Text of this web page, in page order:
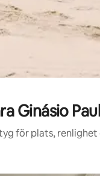
Ginásio
för plats, renlighet